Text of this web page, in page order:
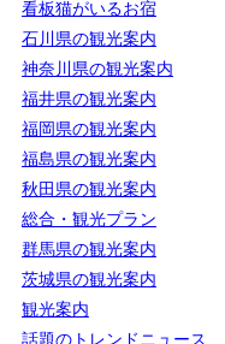
看板猫がいるお宿
石川県の観光案内
神奈川県の観光案内
福井県の観光案内
福岡県の観光案内
福島県の観光案内
秋田県の観光案内
総合・観光プラン
群馬県の観光案内
茨城県の観光案内
観光案内
話題のトレンドニュース